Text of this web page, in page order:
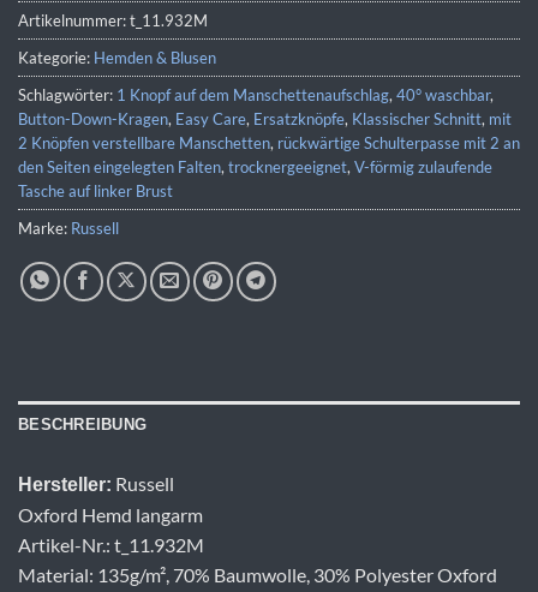
Artikelnummer:t_11.932M
Kategorie: Hemden & Blusen
Schlagwörter: 1 Knopf auf dem Manschettenaufschlag,40° waschbar,
Button-Down-Kragen, Easy Care, Ersatzknöpfe, Klassischer Schnitt, mit
2 Knöpfen verstellbare Manschetten, rückwärtige Schulterpasse mit 2 an
den Seiten eingelegten Falten,trocknergeeignet,V-förmig zulaufende
Tasche auf linker Brust
Marke: Russell
BESCHREIBUNG
Hersteller: Russell
Oxford Hemd langarm
Artikel-Nr.: t_11.932M
Material: 135g/m², 70% Baumwolle, 30% Polyester Oxford